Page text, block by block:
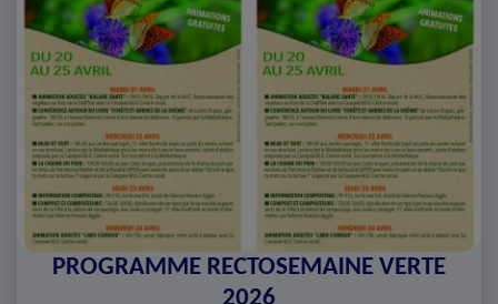
PROGRAMME RECTOSEMAINE VERTE
2026